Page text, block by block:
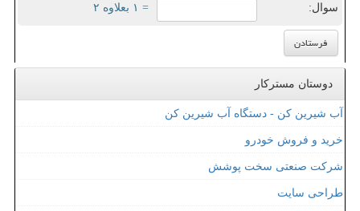
سوال: = ۱ بعلاوه ۲
دوستان مسترکار
آب شیرین کن - دستگاه آب شیرین کن
خرید و فروش خودرو
شرکت صنعتی سخت پوشش
طراحی سایت